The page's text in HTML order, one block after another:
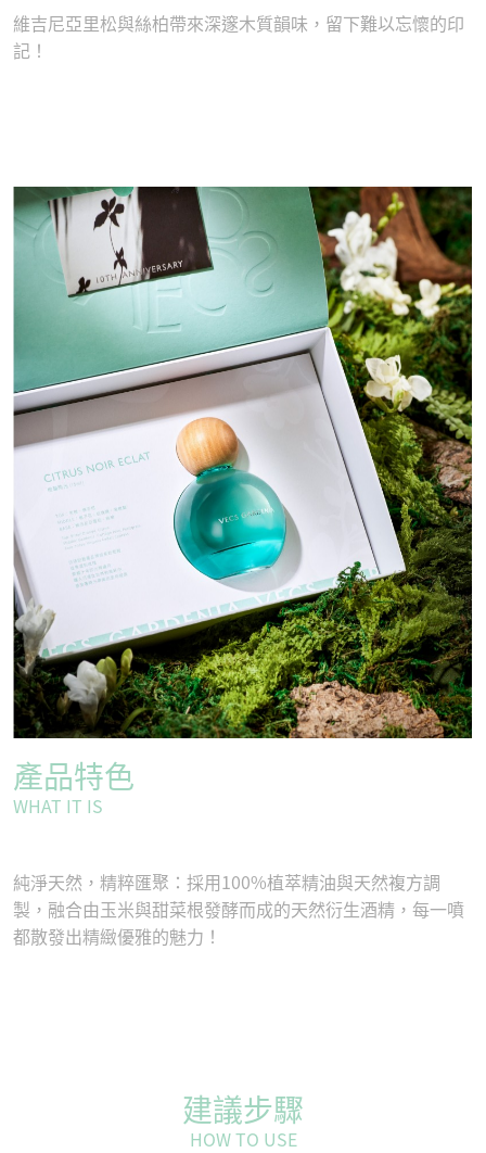
維吉尼亞里松與絲柏帶來深邃木質韻味，留下難以忘懷的印
記！
產品特色
WHAT IT IS
純淨天然，精粹匯聚：採用100%植萃精油與天然複方調
製，融合由玉米與甜菜根發酵而成的天然衍生酒精，每一噴
都散發出精緻優雅的魅力！
建議步驟
HOW TO USE